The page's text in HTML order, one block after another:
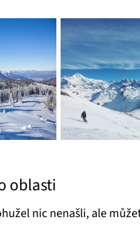
oblasti
nic nenašli, ale